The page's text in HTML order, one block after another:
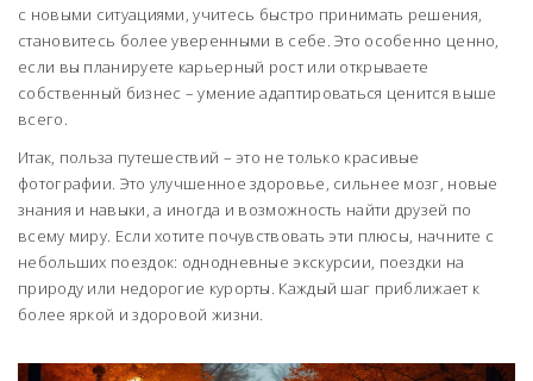
с новыми ситуациями, учитесь быстро принимать решения,
становитесь более уверенными в себе. Это особенно ценно,
если вы планируете карьерный рост или открываете
собственный бизнес – умение адаптироваться ценится выше
всего.
Итак, польза путешествий – это не только красивые
фотографии. Это улучшенное здоровье, сильнее мозг, новые
знания и навыки, а иногда и возможность найти друзей по
всему миру. Если хотите почувствовать эти плюсы, начните с
небольших поездок: однодневные экскурсии, поездки на
природу или недорогие курорты. Каждый шаг приближает к
более яркой и здоровой жизни.